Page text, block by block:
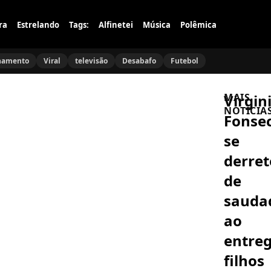
Estrelando Tags: Alfinetei Música Polêmica
Viral televisão Desabafo Futebol
se
de
ao
filhos
MAIS
DRAMA
Luana
Piovani
expõe
João
Gomes
e
Mendes:
treta
ninguém
FAMOSOS
rebate
e
o
DRAMA
Coração